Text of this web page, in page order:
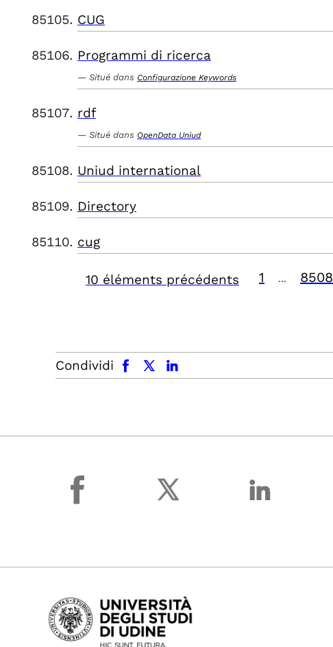
CUG
Programmi di ricerca
Situé dans Configurazione Keywords
rdf
Situé dans OpenData Uniud
Uniud international
Directory
cug
10 éléments précédents 1 8508
Condividi
facebook x.com linkedin
facebook